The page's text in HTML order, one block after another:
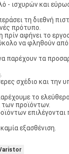
- ισχυρών και
τη διεθνή
πρότυπο.
πρίν αφήνει το
να φληθούν
παρέχουν τα
σχέδιο και την
το
των προϊόντων.
επιλέγονται
εξασθένιση.